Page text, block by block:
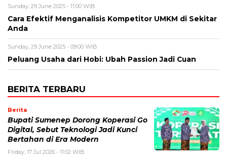
Sunday, 29 June 2025 - 11:00 WIB
Cara Efektif Menganalisis Kompetitor UMKM di Sekitar
Anda
Sunday, 29 June 2025 - 09:00 WIB
Peluang Usaha dari Hobi: Ubah Passion Jadi Cuan
BERITA TERBARU
Berita
Bupati Sumenep Dorong Koperasi Go
Digital, Sebut Teknologi Jadi Kunci
Bertahan di Era Modern
Friday, 17 Jul 2026 - 11:02 WIB